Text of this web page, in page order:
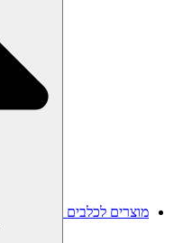
מוצרים לכלבים